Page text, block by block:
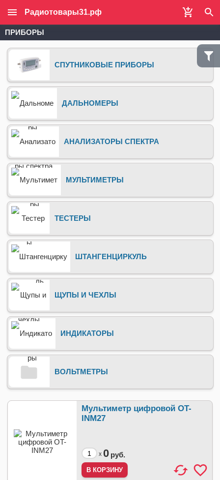
Радиотовары31.рф
ПРИБОРЫ
СПУТНИКОВЫЕ ПРИБОРЫ
ДАЛЬНОМЕРЫ
АНАЛИЗАТОРЫ СПЕКТРА
МУЛЬТИМЕТРЫ
ТЕСТЕРЫ
ШТАНГЕНЦИРКУЛЬ
ЩУПЫ И ЧЕХЛЫ
ИНДИКАТОРЫ
ВОЛЬТМЕТРЫ
Мультиметр цифровой OT-
INM27
x 0 руб.